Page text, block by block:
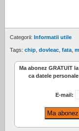
Categorii: Informatii utile
Tags: chip dovleac fata
Ma abonez GRATUIT
ca datele
E-mail: